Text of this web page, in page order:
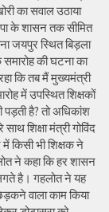
का सवाल उठाया
के शासन तक सीमित
जयपुर स्थित बिड़ला
की घटना का
कि तब मैं मुख्यमंत्री
में उपस्थित शिक्षकों
पड़ती है? तो अधिकांश
शिक्षा मंत्री गोविंद
किसी भी शिक्षक ने
ने कहा कि हर शासन
है। गहलोत ने यह
वाला काम किया